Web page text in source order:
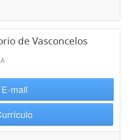
de Vasconcelos
E-mail